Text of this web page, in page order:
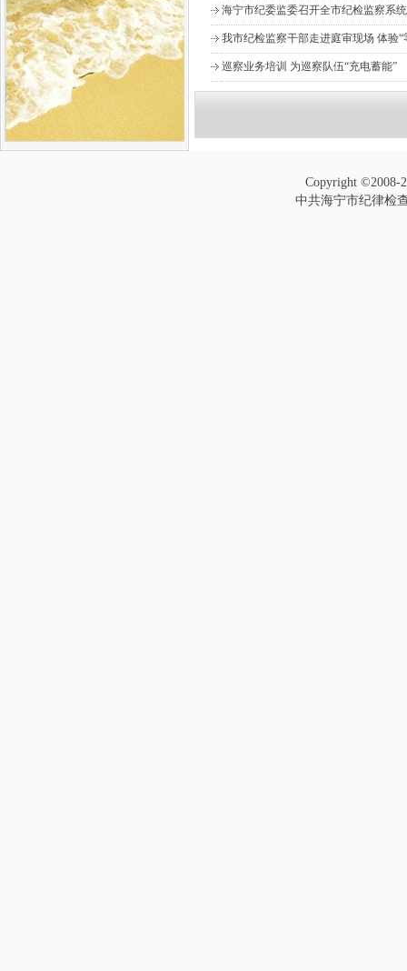
海宁市纪委监委召开全市纪检监察系
我市纪检监察干部走进庭审现场 体验“
巡察业务培训 为巡察队伍“充电蓄能”
Copyright ©2008-
中共海宁市纪律检